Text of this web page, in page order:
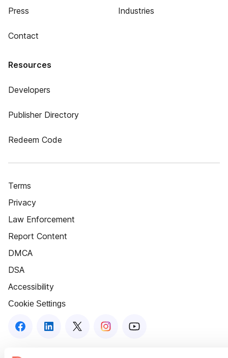
Press
Contact
Industries
Resources
Developers
Publisher Directory
Redeem Code
Terms
Privacy
Law Enforcement
Report Content
DMCA
DSA
Accessibility
Cookie Settings